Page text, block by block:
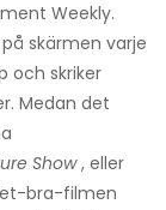
Weekly.
skärmen varje
och skriker
Medan det
Show, eller
bra-filmen